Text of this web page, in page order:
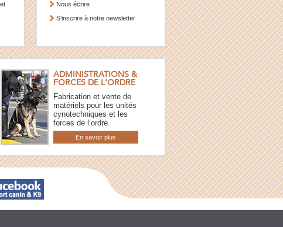
Nous écrire
S’inscrire à notre newsletter
ADMINISTRATIONS &
FORCES DE L'ORDRE
Fabrication et vente de
matériels pour les unités
cynotechniques et les
forces de l’ordre.
En savoir plus